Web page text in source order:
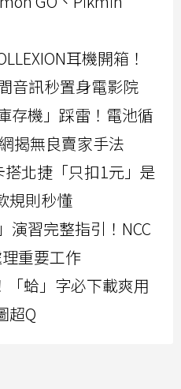
耳機開箱！
音訊秒置身電影院
存機」踩雷！電池循
揭無良賣家手法
北捷「只扣1元」是
規則秒懂
演習完整指引！NCC
重要工作
「蛤」字必下載爽用
超Q